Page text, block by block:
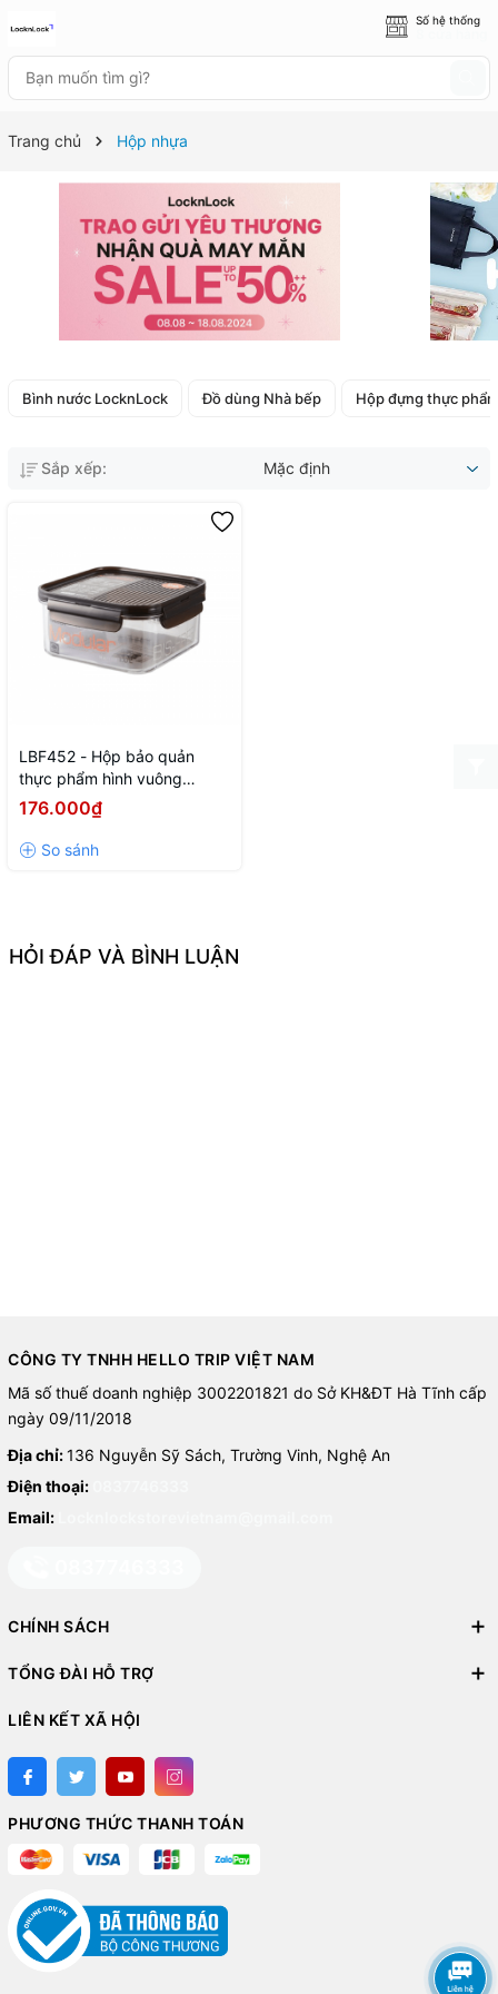
Số hệ thống
Trang chủ Hộp nhựa
Bình nước LocknLock Đồ dùng Nhà bếp Hộp đựng thực phẩm
Sắp xếp: Mặc định
LBF452 - Hộp bảo quản
thực phẩm hình vuông
Bisfree Modular 1L
176.000₫
HỎI ĐÁP VÀ BÌNH LUẬN
CÔNG TY TNHH HELLO TRIP VIỆT NAM
Mã số thuế doanh nghiệp 3002201821 do Sở KH&ĐT Hà Tĩnh cấp
ngày 09/11/2018
Địa chỉ:136 Nguyễn Sỹ Sách, Trường Vinh, Nghệ An
Điện thoại:
Email:
CHÍNH SÁCH
TỔNG ĐÀI HỖ TRỢ
LIÊN KẾT XÃ HỘI
PHƯƠNG THỨC THANH TOÁN